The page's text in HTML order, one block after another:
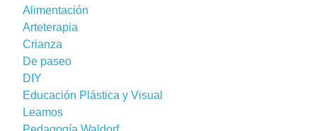
Alimentación
Arteterapia
Crianza
De paseo
DIY
Educación Plástica y Visual
Leamos